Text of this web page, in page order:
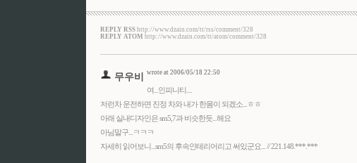
REPLY RSS http://www.dzain.com/tt/rss/comment/328
REPLY ATOM http://www.dzain.com/tt/atom/comment/328
무우비 wrote at 2006/05/18 22:50
여...인피니티....
저런차 운전하면 진정 차와 내가 한몸이 되겠소...ㅎㅎ
아래 실내디자인은 sm5,7과 비슷한듯...해요
아님말구...ㅋㅋㅋ
자세히 읽어보니...sm5의 후속인테리어리고 써있군요... // 221.148.***.***